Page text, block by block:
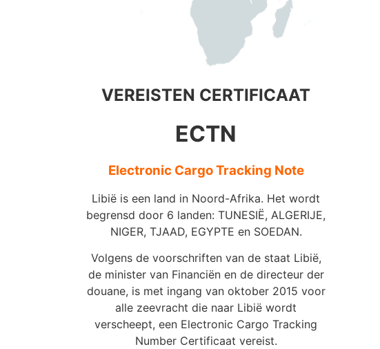
VEREISTEN CERTIFICAAT
ECTN
Electronic Cargo Tracking Note
Libië is een land in Noord-Afrika. Het wordt
begrensd door 6 landen: TUNESIË, ALGERIJE,
NIGER, TJAAD, EGYPTE en SOEDAN.
Volgens de voorschriften van de staat Libië,
de minister van Financiën en de directeur der
douane, is met ingang van oktober 2015 voor
alle zeevracht die naar Libië wordt
verscheept, een Electronic Cargo Tracking
Number Certificaat vereist.